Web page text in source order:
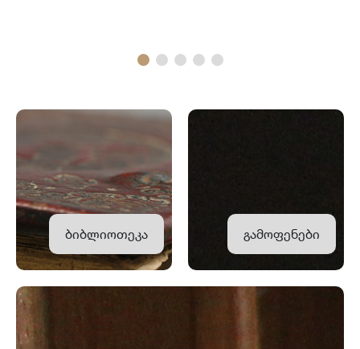
ბიბლიოთეკა გამოფენები